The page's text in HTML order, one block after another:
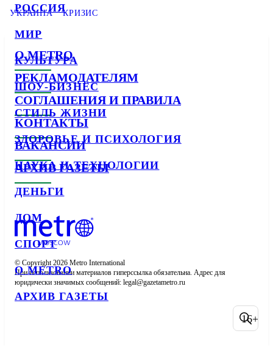
РОССИЯ
МИР
КУЛЬТУРА
ШОУ-БИЗНЕС
СТИЛЬ ЖИЗНИ
ЗДОРОВЬЕ И ПСИХОЛОГИЯ
НАУКА И ТЕХНОЛОГИИ
ДЕНЬГИ
ДОМ
СПОРТ
О METRO
АРХИВ ГАЗЕТЫ
УКРАИНА КРИЗИС
О METRO
РЕКЛАМОДАТЕЛЯМ
СОГЛАШЕНИЯ И ПРАВИЛА
КОНТАКТЫ
ВАКАНСИИ
АРХИВ ГАЗЕТЫ
© Copyright 2026 Metro International
При использовании материалов гиперссылка обязательна. Адрес для
юридически значимых сообщений:
16+